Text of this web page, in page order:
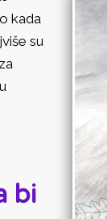
kada
su
bi